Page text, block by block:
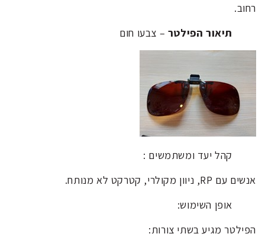
רחוב.
תיאור הפילטר – צבעו חום
קהל יעד ומשתמשים :
אנשים עם RP, ניוון מקולרי, קטרקט לא מנותח.
אופן השימוש:
הפילטר מגיע בשתי צורות: